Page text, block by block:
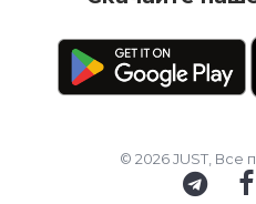
© 2026 JUST,